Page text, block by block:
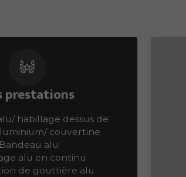
prestations
habillage dessus de
couvertine
Bandeau alu
alu en continu
de gouttière alu